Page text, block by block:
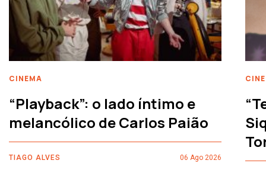
CINEMA
“Playback”: o lado íntimo e
melancólico de Carlos Paião
TIAGO ALVES 06 Ago 2026